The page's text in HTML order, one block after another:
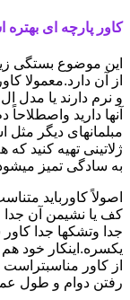
کاور پارچه ای بهتره
این موضوع بستگی
از آن دارد.معمولا
و نرم دارند یا مدل
آنها دارید
مبلمانهای دیگر مثل
ژلاتینی تهیه کنید
به سادگی تمیز
اصولاً کاورباید
کف یا نشیمن آن
جدا وتشکها جدا
یکسره.اینکار خود
از کاور
رفتن دوام و طول